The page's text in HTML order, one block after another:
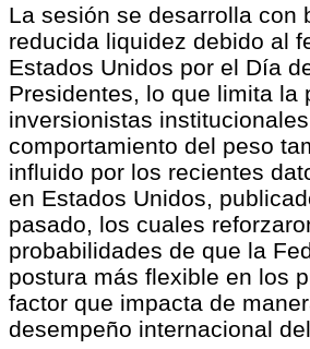
La sesión se desarrolla con
reducida liquidez debido al
Estados Unidos por el Día
Presidentes, lo que limita la
inversionistas
comportamiento del peso
influido por los recientes
en Estados Unidos,
pasado, los cuales
probabilidades de que la
postura más flexible en los
factor que impacta de
desempeño internacional